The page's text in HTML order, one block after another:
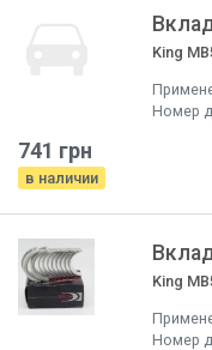
King
Номер
741 грн
в наличии
King
Номер